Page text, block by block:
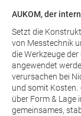
AUKOM, der
Setzt die
von Messtechnik
die Werkzeuge
angewendet
verursachen bei
und somit Kosten.
über Form & Lage
gemeinsames,